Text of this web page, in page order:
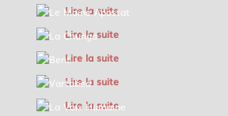
Lire la suite
Lire la suite
Lire la suite
Lire la suite
Lire la suite